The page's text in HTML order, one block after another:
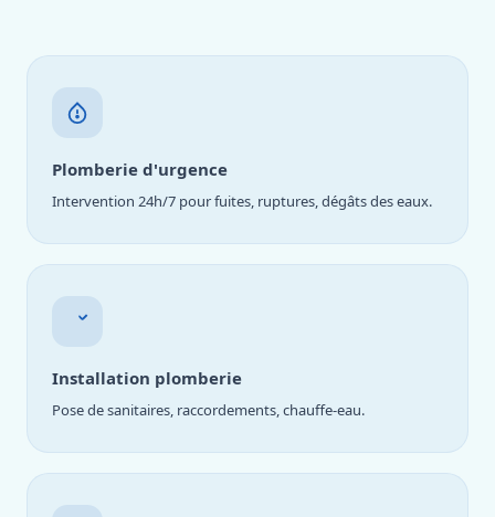
Plomberie d'urgence
Intervention 24h/7 pour fuites, ruptures, dégâts des eaux.
Installation plomberie
Pose de sanitaires, raccordements, chauffe-eau.